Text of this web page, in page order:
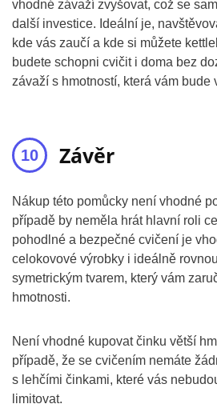
vhodné závaží zvyšovat, což se
další investice. Ideální je,
kde vás zaučí a kde si můžete
budete schopni cvičit i doma bez
závaží s hmotností, která vám bude
Závěr
Nákup této pomůcky není vhodné
případě by neměla hrát hlavní roli
pohodlné a bezpečné cvičení je
celokovové výrobky i ideálně
symetrickým tvarem, který vám
hmotnosti.
Není vhodné kupovat činku větší
případě, že se cvičením nemáte
s lehčími činkami, které vás
limitovat.